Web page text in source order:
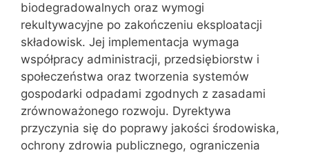
biodegradowalnych oraz wymogi
rekultywacyjne po zakończeniu eksploatacji
składowisk. Jej implementacja wymaga
współpracy administracji, przedsiębiorstw i
społeczeństwa oraz tworzenia systemów
gospodarki odpadami zgodnych z zasadami
zrównoważonego rozwoju. Dyrektywa
przyczynia się do poprawy jakości środowiska,
ochrony zdrowia publicznego, ograniczenia